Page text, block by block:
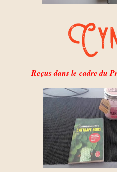
Reçus dans le cadre du